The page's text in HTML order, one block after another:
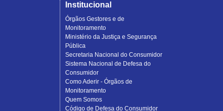
Institucional
Órgãos Gestores e de
Monitoramento
Ministério da Justiça e Segurança
Pública
Secretaria Nacional do Consumidor
Sistema Nacional de Defesa do
Consumidor
Como Aderir - Órgãos de
Monitoramento
Quem Somos
Código de Defesa do Consumidor